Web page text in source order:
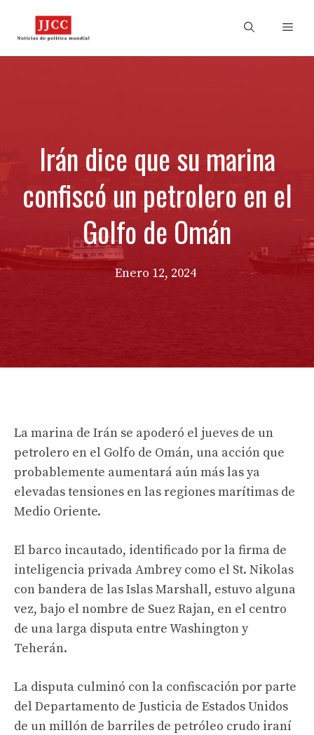
Irán dice que su marina
confiscó un petrolero en el
Golfo de Omán
Enero 12, 2024
La marina de Irán se apoderó el jueves de un
petrolero en el Golfo de Omán, una acción que
probablemente aumentará aún más las ya
elevadas tensiones en las regiones marítimas de
Medio Oriente.
El barco incautado, identificado por la firma de
inteligencia privada Ambrey como el St. Nikolas
con bandera de las Islas Marshall, estuvo alguna
vez, bajo el nombre de Suez Rajan, en el centro
de una larga disputa entre Washington y
Teherán.
La disputa culminó con la confiscación por parte
del Departamento de Justicia de Estados Unidos
de un millón de barriles de petróleo crudo iraní